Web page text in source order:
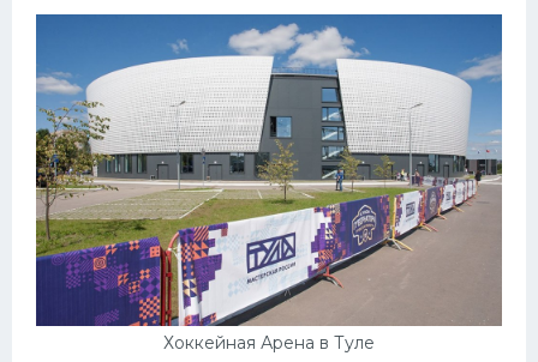
Хоккейная Арена в Туле